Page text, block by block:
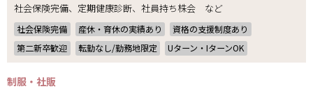
社会保険完備、定期健康診断、社員持ち株会 など
社会保険完備 産休・育休の実績あり
資格の支援制度あり
第二新卒歓迎
転勤なし/勤務地限定 Uターン・IターンOK
制服・社販